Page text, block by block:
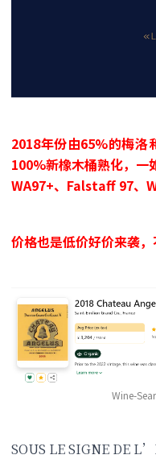
2018年份由65%的梅洛
100%新橡木桶熟化，一
WA97+、Falstaff 97、
价格也是低价好价来袭，
Wine-
SOUS LE SIGNE DE